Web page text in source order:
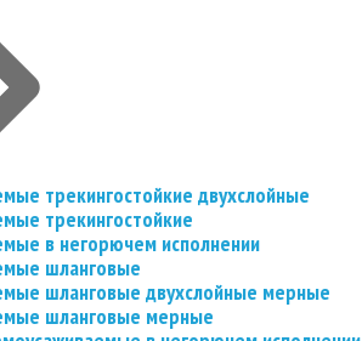
трекингостойкие двухслойные
трекингостойкие
в негорючем исполнении
шланговые
шланговые двухслойные мерные
шланговые мерные